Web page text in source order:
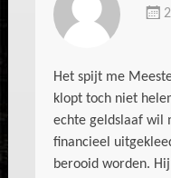
Het spijt me
klopt toch niet
echte geldslaaf wil
financieel
berooid worden.